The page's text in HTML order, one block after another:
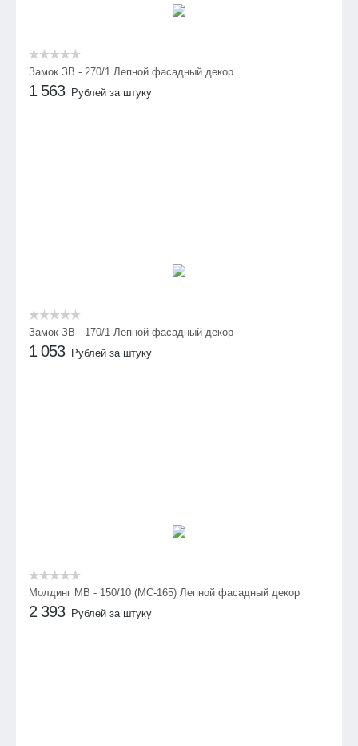
Замок ЗВ - 270/1 Лепной фасадный декор
1 563 Рублей за штуку
Замок ЗВ - 170/1 Лепной фасадный декор
1 053 Рублей за штуку
Молдинг МВ - 150/10 (МС-165) Лепной фасадный декор
2 393 Рублей за штуку